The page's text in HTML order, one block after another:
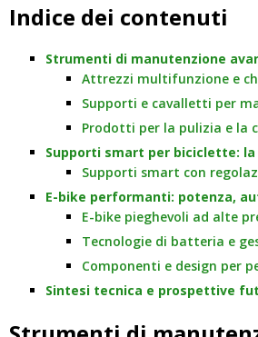
Indice dei contenuti
Strumenti di manutenzione
Attrezzi multifunzione e
Supporti e cavalletti per
Prodotti per la pulizia e la
Supporti smart per biciclette:
Supporti smart con
E-bike performanti: potenza,
E-bike pieghevoli ad alte
Tecnologie di batteria e
Componenti e design per
Sintesi tecnica e prospettive